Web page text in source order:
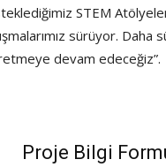
STEM
sürüyor. Daha
devam edeceğiz”.
Proje Bilgi